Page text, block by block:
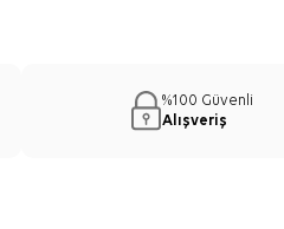
%100 Güvenli
Alışveriş